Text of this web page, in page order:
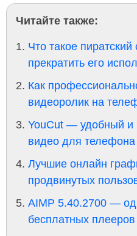
Читайте также:
Что такое
прекратить его
Как
видеоролик на
YouCut — удобный и
видео для телефона
Лучшие онлайн
продвинутых
AIMP 5.40.2700 —
бесплатных плееров